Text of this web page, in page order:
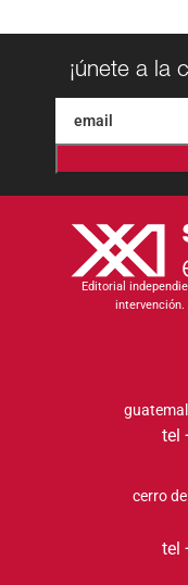
¡únete a la
Editorial
intervención.
tel
cerro
tel